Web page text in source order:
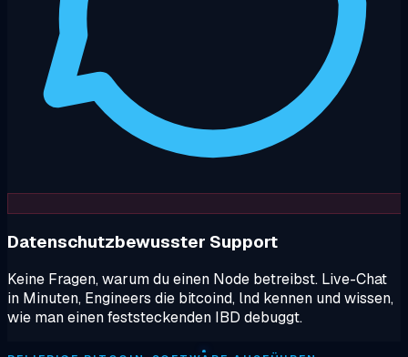
Datenschutzbewusster Support
Keine Fragen, warum du einen Node betreibst. Live-Chat
in Minuten, Engineers die bitcoind, lnd kennen und wissen,
wie man einen feststeckenden IBD debuggt.